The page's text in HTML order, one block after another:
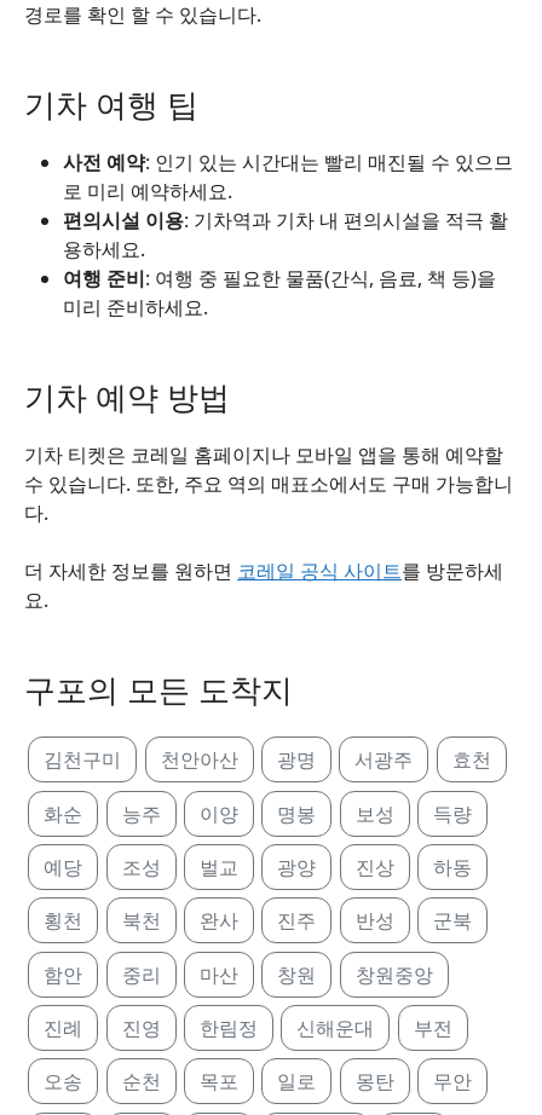
경로를 확인 할 수 있습니다.
기차 여행 팁
사전 예약: 인기 있는 시간대는 빨리 매진될 수 있으므
로 미리 예약하세요.
편의시설 이용: 기차역과 기차 내 편의시설을 적극 활
용하세요.
여행 준비: 여행 중 필요한 물품(간식, 음료, 책 등)을
미리 준비하세요.
기차 예약 방법
기차 티켓은 코레일 홈페이지나 모바일 앱을 통해 예약할
수 있습니다. 또한, 주요 역의 매표소에서도 구매 가능합니
다.
더 자세한 정보를 원하면 코레일 공식 사이트를 방문하세
요.
구포의 모든 도착지
김천구미 천안아산 광명 서광주 효천
화순 능주 이양 명봉 보성 득량
예당 조성 벌교 광양 진상 하동
횡천 북천 완사 진주 반성 군북
함안 중리 마산 창원 창원중앙
진례 진영 한림정 신해운대 부전
오송 순천 목포 일로 몽탄 무안